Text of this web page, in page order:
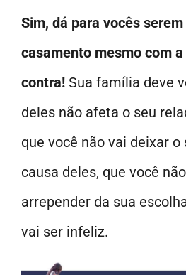
Sim, dá para vocês
casamento mesmo com
contra! Sua família deve
deles não afeta o seu
que você não vai deixar o
causa deles, que você
arrepender da sua
vai ser infeliz.